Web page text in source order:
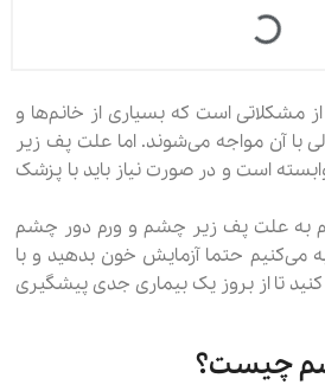
مشکلاتی است که بسیاری از خانم‌ها و
با آن مواجه می‌شوند. اما علت پف زیر
است و در صورت نیاز باید با پزشک
به علت پف زیر چشم و ورم دور چشم
می‌کنیم حتما آزمایش خون بدهید و با
تا از بروز یک بیماری جدی پیشگیری
چیست؟